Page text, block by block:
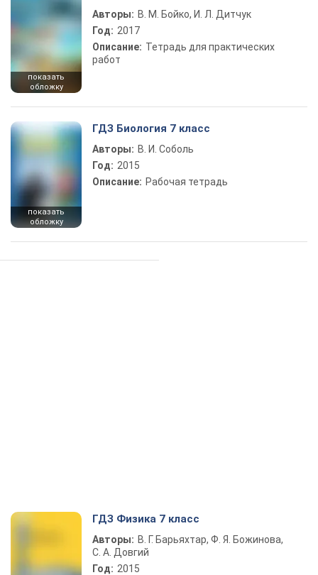
показать
обложку
Авторы: В. М. Бойко, И. Л. Дитчук
Год: 2017
Описание: Тетрадь для практических
работ
показать
обложку
ГДЗ Биология 7 класс
Авторы: В. И. Соболь
Год: 2015
Описание: Рабочая тетрадь
ГДЗ Физика 7 класс
Авторы: В. Г. Барьяхтар, Ф. Я. Божинова,
С. А. Довгий
Год: 2015